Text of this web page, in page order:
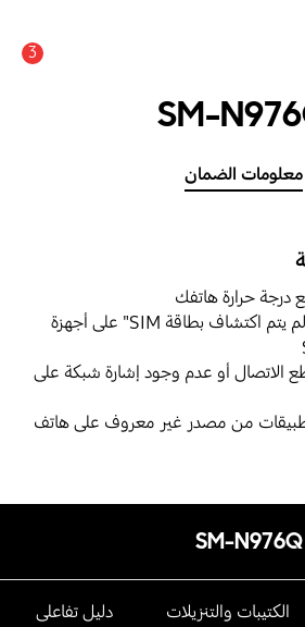
3
SM-
معلومات الضمان
درجة حرارة هاتفك
كيفية إصلاح الخطأ "لم يتم اكتشاف بطاقة SIM" على أجهزة
الاتصال أو عدم وجود إشارة شبكة على
من مصدر غير معروف على هاتف
SM-N976Q
الكتيبات والتنزيلات دليل تفاعلى